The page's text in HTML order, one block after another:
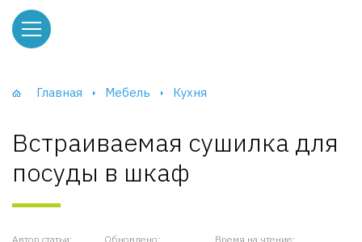
Главная Мебель Кухня
Встраиваемая сушилка для
посуды в шкаф
Автор статьи: Обновлено: Время на чтение:
и тумбы